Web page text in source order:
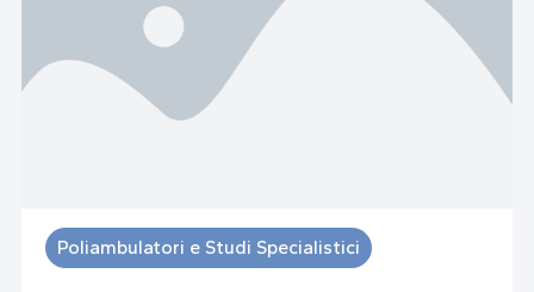
Poliambulatori e Studi Specialistici